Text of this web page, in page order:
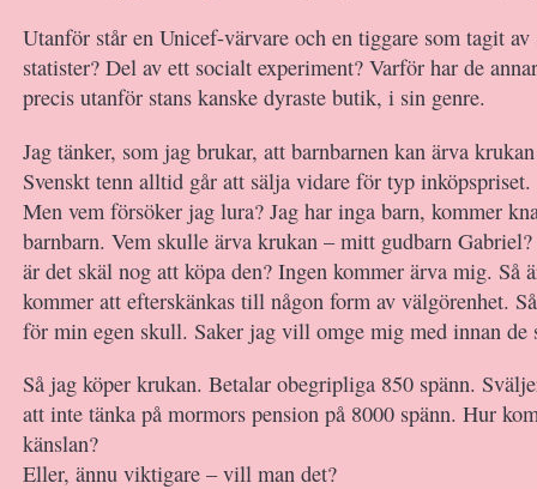
Utanför står en Unicef-värvare och en tiggare som tagit
statister? Del av ett socialt experiment? Varför har de
precis utanför stans kanske dyraste butik, i sin genre.
Jag tänker, som jag brukar, att barnbarnen kan ärva
Svenskt tenn alltid går att sälja vidare för typ inköpspriset.
Men vem försöker jag lura? Jag har inga barn, kommer
barnbarn. Vem skulle ärva krukan – mitt gudbarn
är det skäl nog att köpa den? Ingen kommer ärva mig. Så
kommer att efterskänkas till någon form av välgörenhet.
för min egen skull. Saker jag vill omge mig med innan de
Så jag köper krukan. Betalar obegripliga 850 spänn.
att inte tänka på mormors pension på 8000 spänn. Hur
känslan?
Eller, ännu viktigare – vill man det?